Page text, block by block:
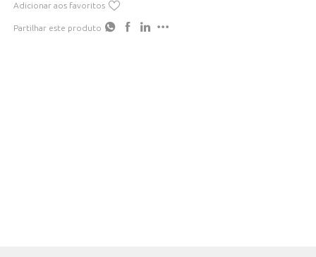
Adicionar aos favoritos
Partilhar este produto